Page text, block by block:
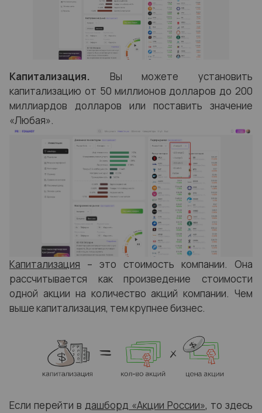
Капитализация. Вы можете установить
капитализацию от 50 миллионов долларов до 200
миллиардов долларов или поставить значение
«Любая».
Капитализация – это стоимость компании. Она
рассчитывается как произведение стоимости
одной акции на количество акций компании. Чем
выше капитализация, тем крупнее бизнес.
Если перейти в дашборд «Акции России», то здесь